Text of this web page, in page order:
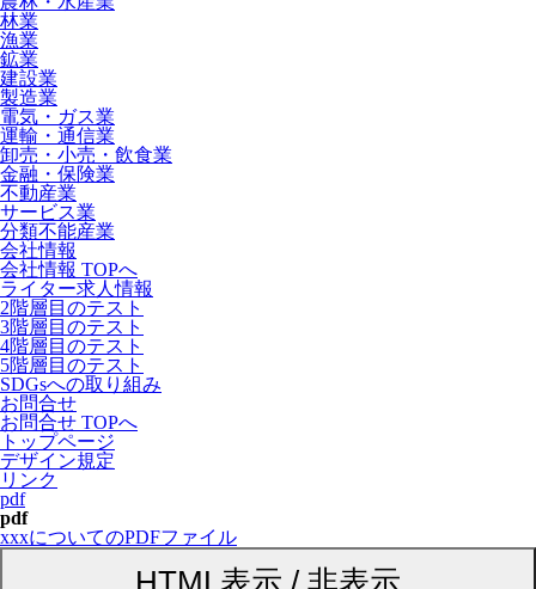
林業
漁業
鉱業
建設業
製造業
電気・ガス業
運輸・通信業
卸売・小売・飲食業
金融・保険業
不動産業
サービス業
分類不能産業
会社情報
会社情報 TOPへ
ライター求人情報
2階層目のテスト
3階層目のテスト
4階層目のテスト
5階層目のテスト
SDGsへの取り組み
お問合せ
お問合せ TOPへ
トップページ
デザイン規定
リンク
pdf
pdf
xxxについてのPDFファイル